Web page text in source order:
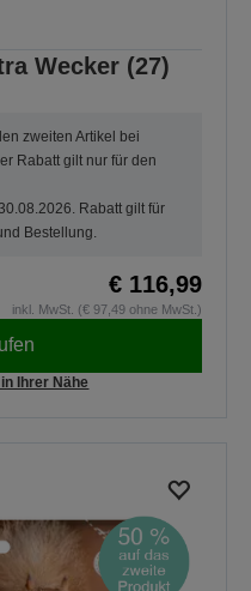
Wecker (27)
zweiten Artikel bei
Rabatt gilt nur für den
Rabatt gilt für
Bestellung.
€ 116,99
inkl. MwSt. (€ 97,49 ohne MwSt.)
Ihrer Nähe